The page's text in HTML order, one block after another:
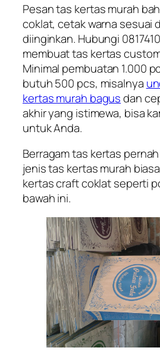
Pesan tas kertas murah
coklat, cetak warna sesuai
diinginkan. Hubungi
membuat tas kertas
Minimal pembuatan 1.000
butuh 500 pcs, misalnya
kertas murah bagusdan
akhir yang istimewa, bisa
untuk Anda.
Berragam tas kertas
jenis tas kertas murah
kertas craft coklat seperti
bawah ini.